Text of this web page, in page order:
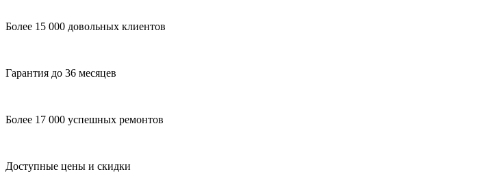
Более 15 000 довольных клиентов
Гарантия до 36 месяцев
Более 17 000 успешных ремонтов
Доступные цены и скидки